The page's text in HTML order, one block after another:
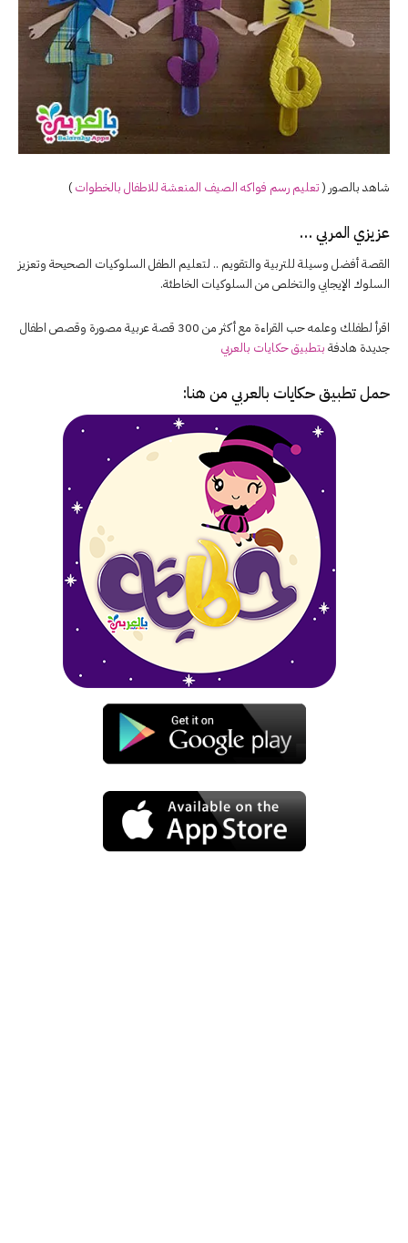
شاهد بالصور (تعليم رسم فواكه الصيف المنعشة للاطفال بالخطوات )
عزيزي المربي …
القصة أفضل وسيلة للتربية والتقويم .. لتعليم الطفل السلوكيات الصحيحة وتعزيز
السلوك الإيجابي والتخلص من السلوكيات الخاطئة.
اقرأ لطفلك وعلمه حب القراءة مع أكثر من 300 قصة عربية مصورة وقصص اطفال
جديدة هادفة بتطبيق حكايات بالعربي
حمل تطبيقحكايات بالعربي من هنا: